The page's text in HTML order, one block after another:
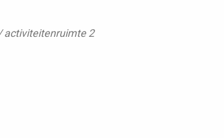
activiteitenruimte 2